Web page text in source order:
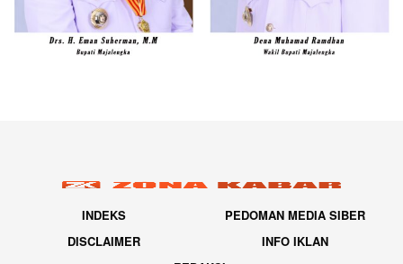
INDEKS
PEDOMAN MEDIA SIBER
DISCLAIMER
INFO IKLAN